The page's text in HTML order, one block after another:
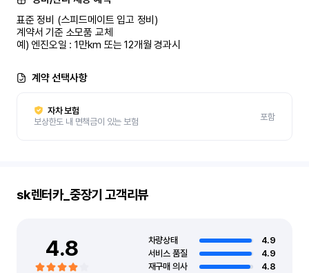
표준 정비 (스피드메이트 입고 정비)
계약서 기준 소모품 교체
예) 엔진오일 : 1만km 또는 12개월 경과시
계약 선택사항
자차 보험
보상한도 내 면책금이 있는 보험
포함
sk렌터카_중장기 고객리뷰
4.8 차량상태
4.9
서비스 품질
4.9
재구매 의사
4.8